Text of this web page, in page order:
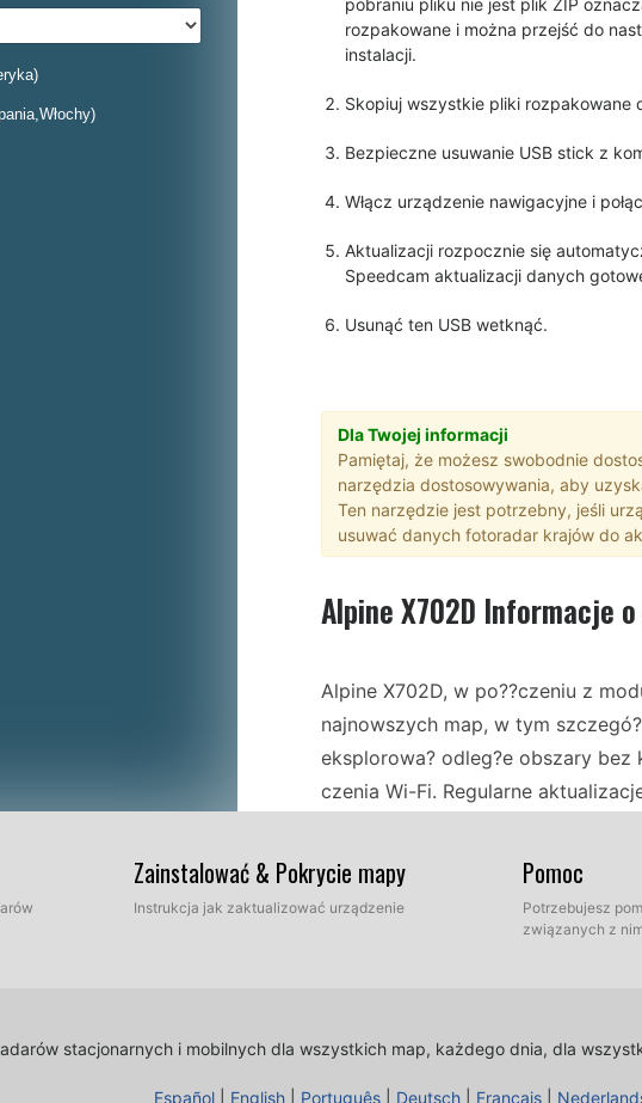
pobraniu pliku nie jest plik ZIP
rozpakowane i można przejść do
instalacji.
Skopiuj wszystkie pliki rozpakowane
Bezpieczne usuwanie USB stick z
Włącz urządzenie nawigacyjne i
Aktualizacji rozpocznie się
Speedcam aktualizacji danych
Usunąć ten USB wetknąć.
Dla Twojej informacji
Pamiętaj, że możesz swobodnie
narzędzia dostosowywania, aby
Ten narzędzie jest potrzebny, jeśli
usuwać danych fotoradar krajów do
Alpine X702D Informacje
Alpine X702D, w po??czeniu z
najnowszych map, w tym
eksplorowa? odleg?e obszary
czenia Wi-Fi. Regularne
szczególnie korzystna dla
mniej ucz?szczanych terenach,
czy? konfiguracj?. Po
Zainstalować & Pokrycie mapy
Instrukcja jak zaktualizować urządzenie
Pomoc
Potrzebujesz
związanych z
stacjonarnych i mobilnych dla wszystkich map, każdego dnia, dla
Español English Português Deutsch Français